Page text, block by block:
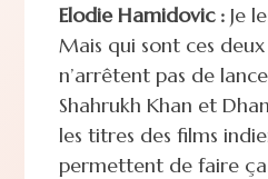
Elodie Hamidovic :Je
Mais qui sont ces
n’arrêtent pas de
Shahrukh Khan et
les titres des films
permettent de faire